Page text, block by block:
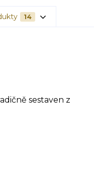
14
sestaven z